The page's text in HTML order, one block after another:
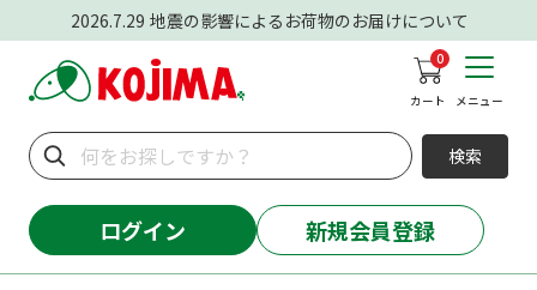
2026.7.29 地震の影響によるお荷物のお届けについて
0
カート メニュー
検索
ログイン 新規会員登録